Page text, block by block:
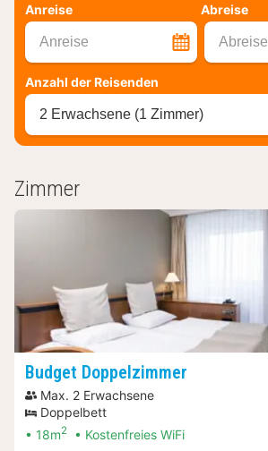
Anreise Abreise
Anreise Abreise
Anzahl der Reisenden
2 Erwachsene (1 Zimmer)
Zimmer
Budget Doppelzimmer
Max. 2 Erwachsene
Doppelbett
18m2 Kostenfreies WiFi